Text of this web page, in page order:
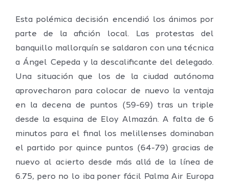
Esta polémica decisión encendió los ánimos por
parte de la afición local. Las protestas del
banquillo mallorquín se saldaron con una técnica
a Ángel Cepeda y la descalificante del delegado.
Una situación que los de la ciudad autónoma
aprovecharon para colocar de nuevo la ventaja
en la decena de puntos (59-69) tras un triple
desde la esquina de Eloy Almazán. A falta de 6
minutos para el final los melillenses dominaban
el partido por quince puntos (64-79) gracias de
nuevo al acierto desde más allá de la línea de
6.75, pero no lo iba poner fácil Palma Air Europa